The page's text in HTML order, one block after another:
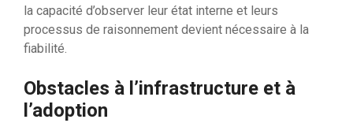
la capacité d’observer leur état interne et leurs
processus de raisonnement devient nécessaire à la
fiabilité.
Obstacles à l’infrastructure et à
l’adoption